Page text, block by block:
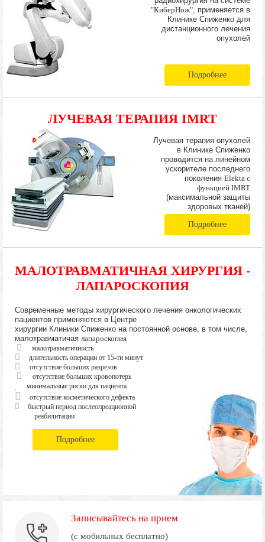
"КиберНож", применяется в
Клинике Спиженко для
дистанционного лечения
опухолей
Подробнее
ЛУЧЕВАЯ ТЕРАПИЯ IMRT
Лучевая терапия опухолей
в Клинике Спиженко
проводится на линейном
ускорителе последнего
поколения Elekta с
функцией IMRT
(максимальной защиты
здоровых тканей)
Подробнее
МАЛОТРАВМАТИЧНАЯ ХИРУРГИЯ -
ЛАПАРОСКОПИЯ
Современные методы хирургического лечения онкологических
пациентов применяются в Центре
хирургии Клиники Спиженко на постоянной основе, в том числе,
малотравматичая лапароскопия
малотравматичность
длительность операции от 15-ти минут
отсутствие больших разрезов
отсутствие больших кровопотерь
минимальные риски для пациента
отсутствие косметического дефекта
быстрый период послеопреационной
реабилитации
Подробнее
Записывайтесь на прием
(с мобильных бесплатно)